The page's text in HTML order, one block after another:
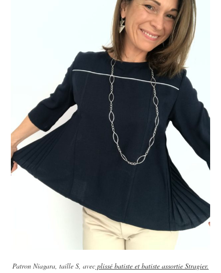
Patron Niagara, taille S, avec plissé batiste et batiste assortie Stragier.